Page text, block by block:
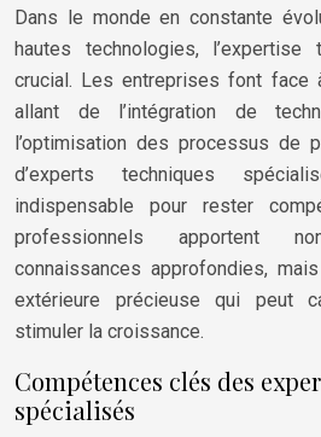
Dans le monde en constante
hautes technologies,
crucial. Les entreprises font face
allant de l’intégration de
l’optimisation des processus de
d’experts techniques
indispensable pour rester
professionnels apportent
connaissances approfondies,
extérieure précieuse qui peut
stimuler la croissance.
Compétences clés des
spécialisés